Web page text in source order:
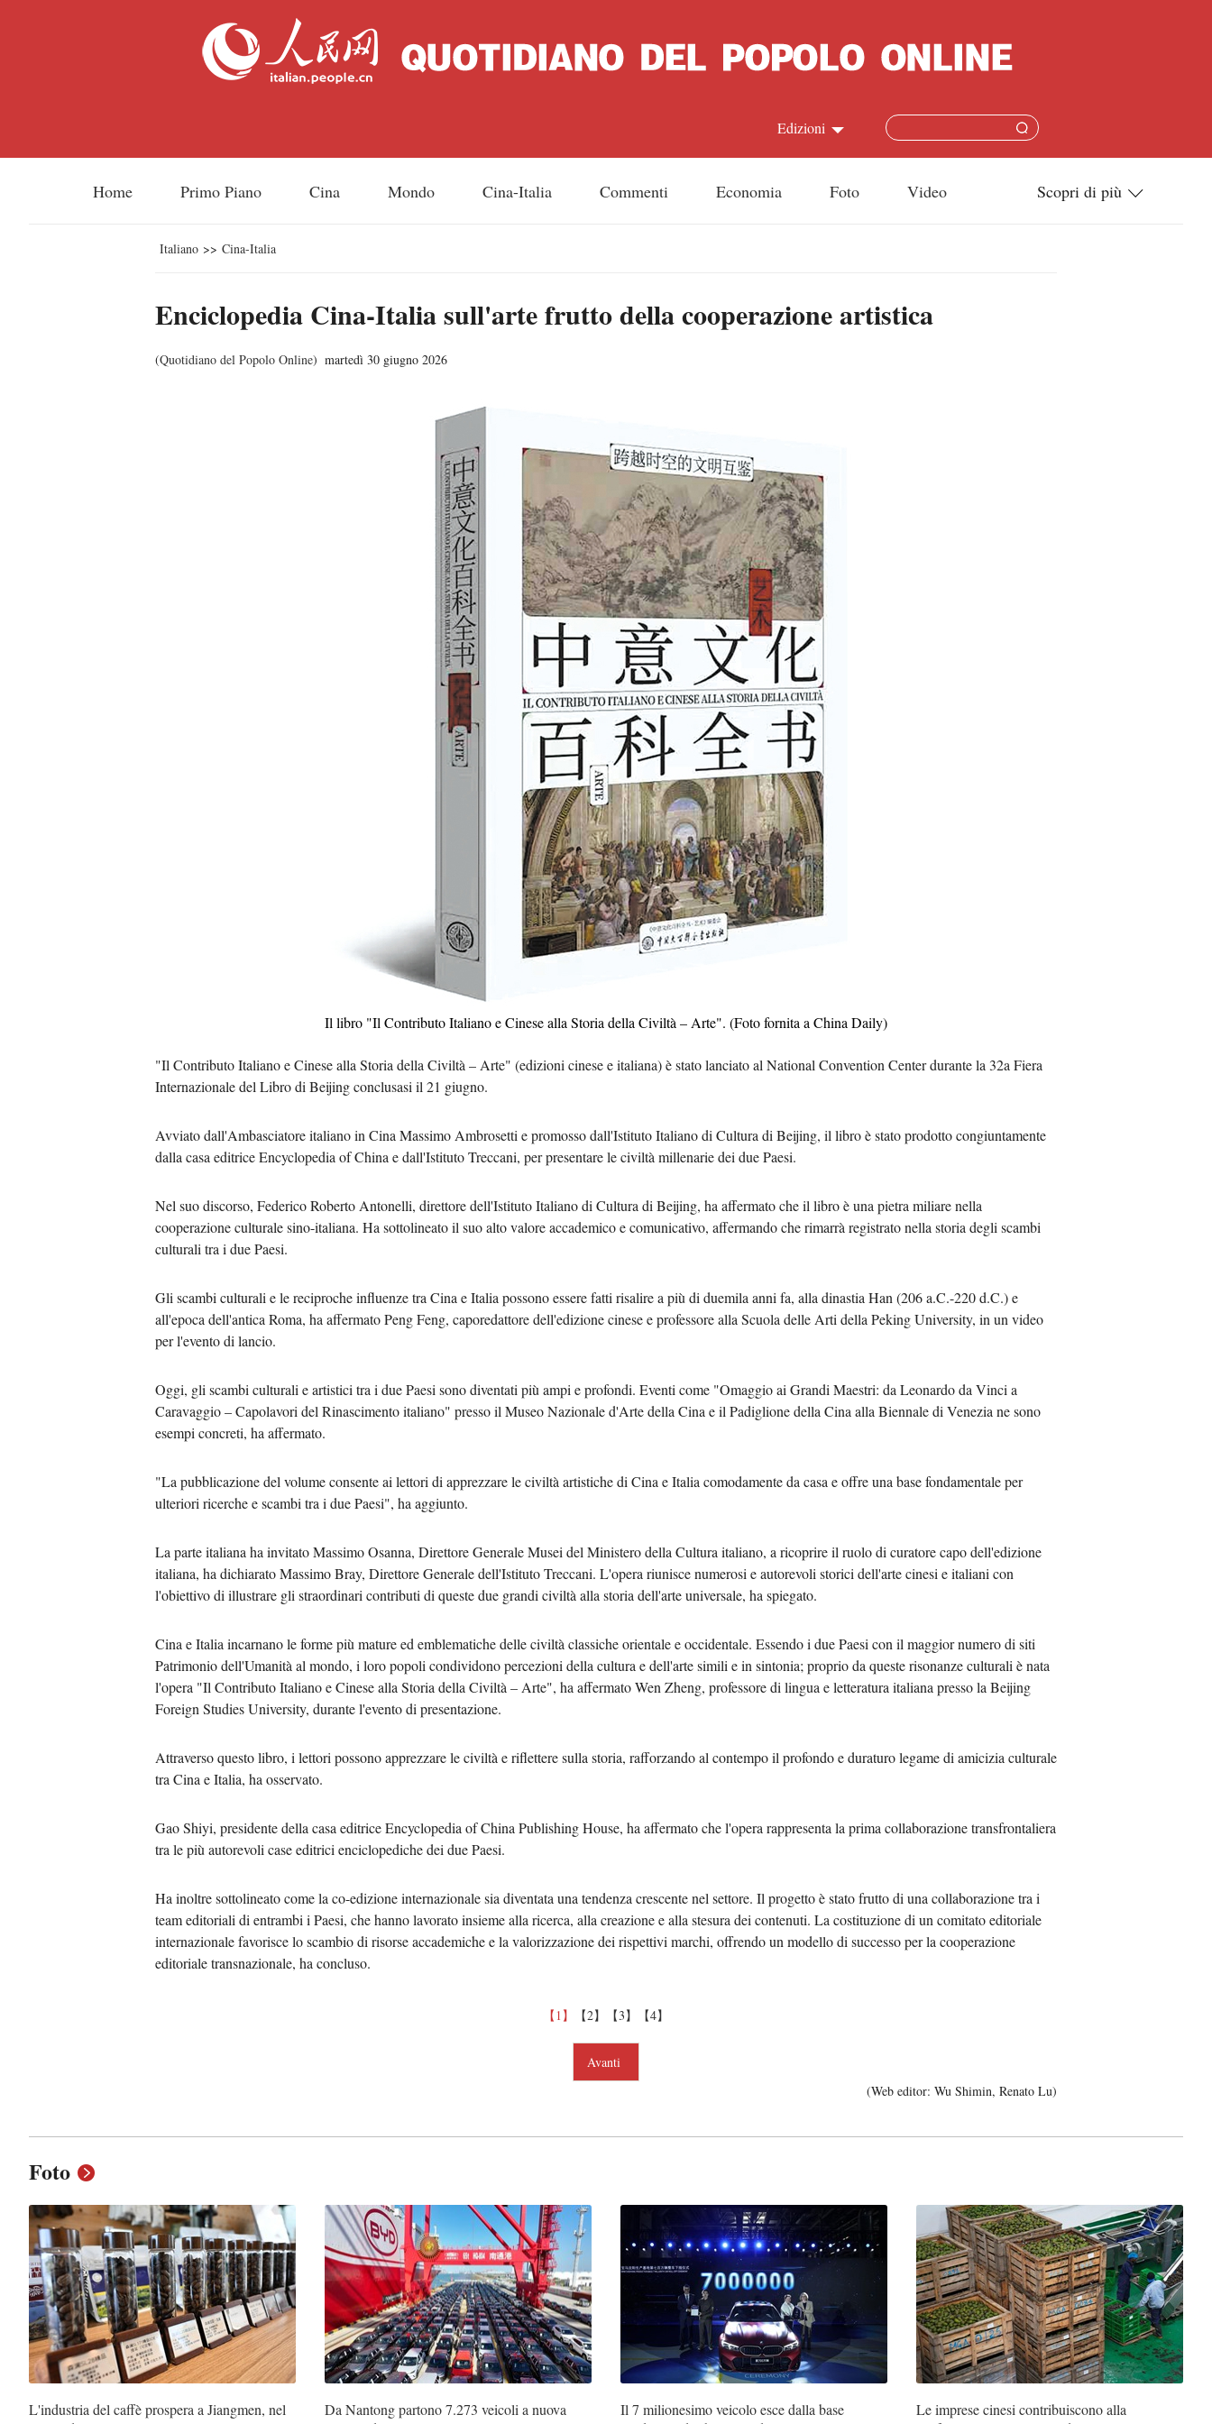
Edizioni
Français
한국어
Deutsch
Português
Kiswahili
Қазақ тілі
ภาษาไทย
Bahasa Melayu
Ελληνικά
Tiếng Việt
اردو
Home Primo Piano Cina Mondo Cina-Italia Commenti Economia Foto Video Scopri di più
Italiano >> Cina-Italia
Enciclopedia Cina-Italia sull'arte frutto della cooperazione artistica
(Quotidiano del Popolo Online) martedì 30 giugno 2026
Il libro "Il Contributo Italiano e Cinese alla Storia della Civiltà – Arte". (Foto fornita a China Daily)
"Il Contributo Italiano e Cinese alla Storia della Civiltà – Arte" (edizioni cinese e italiana) è stato lanciato al National Convention Center durante la 32a Fiera
Internazionale del Libro di Beijing conclusasi il 21 giugno.
Avviato dall'Ambasciatore italiano in Cina Massimo Ambrosetti e promosso dall'Istituto Italiano di Cultura di Beijing, il libro è stato prodotto congiuntamente
dalla casa editrice Encyclopedia of China e dall'Istituto Treccani, per presentare le civiltà millenarie dei due Paesi.
Nel suo discorso, Federico Roberto Antonelli, direttore dell'Istituto Italiano di Cultura di Beijing, ha affermato che il libro è una pietra miliare nella
cooperazione culturale sino-italiana. Ha sottolineato il suo alto valore accademico e comunicativo, affermando che rimarrà registrato nella storia degli scambi
culturali tra i due Paesi.
Gli scambi culturali e le reciproche influenze tra Cina e Italia possono essere fatti risalire a più di duemila anni fa, alla dinastia Han (206 a.C.-220 d.C.) e
all'epoca dell'antica Roma, ha affermato Peng Feng, caporedattore dell'edizione cinese e professore alla Scuola delle Arti della Peking University, in un video
per l'evento di lancio.
Oggi, gli scambi culturali e artistici tra i due Paesi sono diventati più ampi e profondi. Eventi come "Omaggio ai Grandi Maestri: da Leonardo da Vinci a
Caravaggio – Capolavori del Rinascimento italiano" presso il Museo Nazionale d'Arte della Cina e il Padiglione della Cina alla Biennale di Venezia ne sono
esempi concreti, ha affermato.
"La pubblicazione del volume consente ai lettori di apprezzare le civiltà artistiche di Cina e Italia comodamente da casa e offre una base fondamentale per
ulteriori ricerche e scambi tra i due Paesi", ha aggiunto.
La parte italiana ha invitato Massimo Osanna, Direttore Generale Musei del Ministero della Cultura italiano, a ricoprire il ruolo di curatore capo dell'edizione
italiana, ha dichiarato Massimo Bray, Direttore Generale dell'Istituto Treccani. L'opera riunisce numerosi e autorevoli storici dell'arte cinesi e italiani con
l'obiettivo di illustrare gli straordinari contributi di queste due grandi civiltà alla storia dell'arte universale, ha spiegato.
Cina e Italia incarnano le forme più mature ed emblematiche delle civiltà classiche orientale e occidentale. Essendo i due Paesi con il maggior numero di siti
Patrimonio dell'Umanità al mondo, i loro popoli condividono percezioni della cultura e dell'arte simili e in sintonia; proprio da queste risonanze culturali è nata
l'opera "Il Contributo Italiano e Cinese alla Storia della Civiltà – Arte", ha affermato Wen Zheng, professore di lingua e letteratura italiana presso la Beijing
Foreign Studies University, durante l'evento di presentazione.
Attraverso questo libro, i lettori possono apprezzare le civiltà e riflettere sulla storia, rafforzando al contempo il profondo e duraturo legame di amicizia culturale
tra Cina e Italia, ha osservato.
Gao Shiyi, presidente della casa editrice Encyclopedia of China Publishing House, ha affermato che l'opera rappresenta la prima collaborazione transfrontaliera
tra le più autorevoli case editrici enciclopediche dei due Paesi.
Ha inoltre sottolineato come la co-edizione internazionale sia diventata una tendenza crescente nel settore. Il progetto è stato frutto di una collaborazione tra i
team editoriali di entrambi i Paesi, che hanno lavorato insieme alla ricerca, alla creazione e alla stesura dei contenuti. La costituzione di un comitato editoriale
internazionale favorisce lo scambio di risorse accademiche e la valorizzazione dei rispettivi marchi, offrendo un modello di successo per la cooperazione
editoriale transnazionale, ha concluso.
【1】 【2】 【3】 【4】
Avanti
(Web editor: Wu Shimin, Renato Lu)
Foto
L'industria del caffè prospera a Jiangmen, nel
Da Nantong partono 7.273 veicoli a nuova
Il 7 milionesimo veicolo esce dalla base
Le imprese cinesi contribuiscono alla